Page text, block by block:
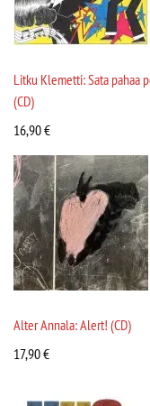
Litku Klemetti: Sata pahaa
(CD)
16,90€
Alter Annala: Alert! (CD)
17,90€